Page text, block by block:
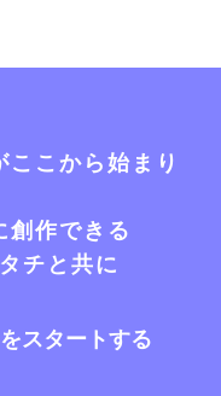
こから始まり
創作できる
チと共に
スタートする